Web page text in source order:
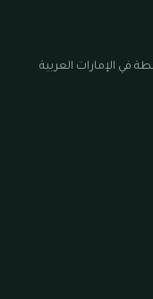
في الإمارات العربية